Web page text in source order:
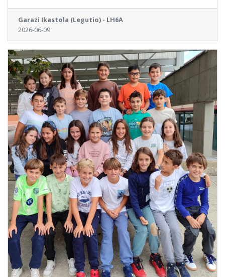
Garazi Ikastola (Legutio) - LH6A
2026-06-09